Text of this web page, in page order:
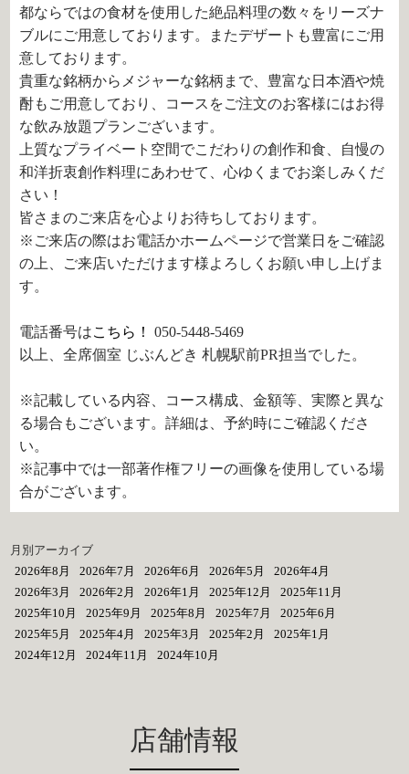
都ならではの食材を使用した絶品料理の数々をリーズナ
ブルにご用意しております。またデザートも豊富にご用
意しております。
貴重な銘柄からメジャーな銘柄まで、豊富な日本酒や焼
酎もご用意しており、コースをご注文のお客様にはお得
な飲み放題プランございます。
上質なプライベート空間でこだわりの創作和食、自慢の
和洋折衷創作料理にあわせて、心ゆくまでお楽しみくだ
さい！
皆さまのご来店を心よりお待ちしております。
※ご来店の際はお電話かホームページで営業日をご確認
の上、ご来店いただけます様よろしくお願い申し上げま
す。
電話番号はこちら！050-5448-5469
以上、全席個室 じぶんどき 札幌駅前PR担当でした。
※記載している内容、コース構成、金額等、実際と異な
る場合もございます。詳細は、予約時にご確認くださ
い。
※記事中では一部著作権フリーの画像を使用している場
合がございます。
月別アーカイブ
2026年8月
2026年7月 2026年6月 2026年5月
2026年4月
2026年3月
2026年2月 2026年1月 2025年12月
2025年11月
2025年10月
2025年9月 2025年8月 2025年7月
2025年6月
2025年5月
2025年4月 2025年3月 2025年2月
2025年1月
2024年12月
2024年11月 2024年10月
店舗情報